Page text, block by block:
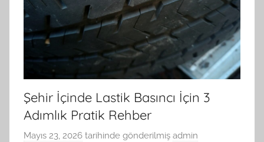
Şehir İçinde Lastik Basıncı İçin 3
Adımlık Pratik Rehber
Mayıs 23, 2026 tarihinde gönderilmiş admin